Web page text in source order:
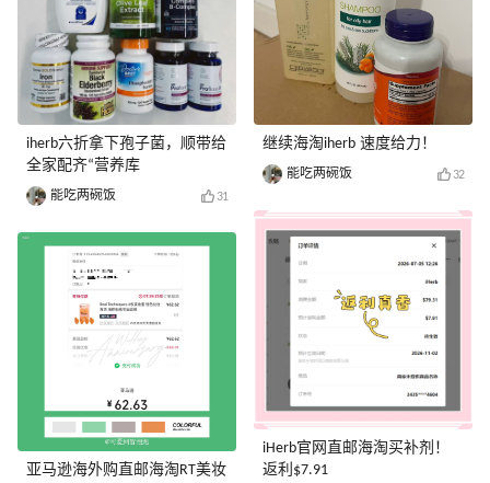
iherb六折拿下孢子菌，顺带给
全家配齐“营养库
能吃两碗饭 31
亚马逊海外购直邮海淘RT美妆
继续海淘iherb 速度给力！
能吃两碗饭 32
iHerb官网直邮海淘买补剂！
返利$7.91